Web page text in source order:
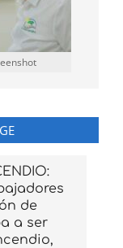
de
a ser